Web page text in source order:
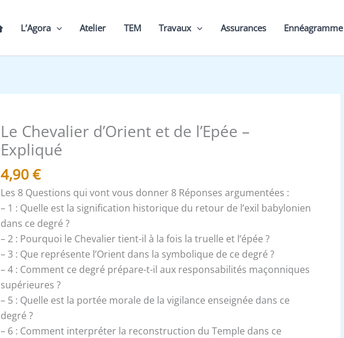
L’Agora Atelier TEM Travaux Assurances Ennéagramme
Le Chevalier d’Orient et de l’Epée –
Expliqué
4,90€
Les 8 Questions qui vont vous donner 8 Réponses argumentées :
– 1 : Quelle est la signification historique du retour de l’exil babylonien
dans ce degré ?
– 2 : Pourquoi le Chevalier tient-il à la fois la truelle et l’épée ?
– 3 : Que représente l’Orient dans la symbolique de ce degré ?
– 4 : Comment ce degré prépare-t-il aux responsabilités maçonniques
supérieures ?
– 5 : Quelle est la portée morale de la vigilance enseignée dans ce
degré ?
– 6 : Comment interpréter la reconstruction du Temple dans ce
quantité
de
Chevalier
d'Orient
et
de
l'Epée
-
Expliqué